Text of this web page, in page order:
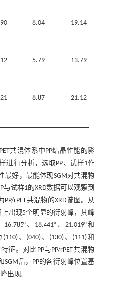
8.04 19.14
5.79 13.79
8.87 21.12
共混体系中PP结晶性能的影
进行分析，选取PP、试样1作
最好，最能体现SGM对共混物
与试样1的XRD数据可以观察到
PP/rPET共混物的XRD谱图。从
上出现5个明显的衍射峰，其峰
16.785°、18.441°、21.019°和
、(040)、(130)、(111)和
征。对比PP与PP/rPET共混物
SGM后，PP的各衍射峰位置基
出现。